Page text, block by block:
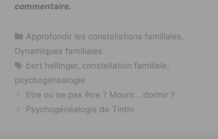
commentaire.
Catégories
Approfondir les constellations familiales,
Dynamiques familiales
Étiquettes
bert hellinger, constellation familiale,
psychogénealogie
Etre ou ne pas être ? Mourir… dormir ?
Psychogénéalogie de Tintin